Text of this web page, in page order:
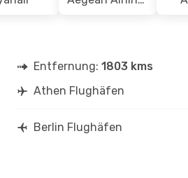
Entfernung: 1803 kms
Athen Flughäfen
Berlin Flughäfen